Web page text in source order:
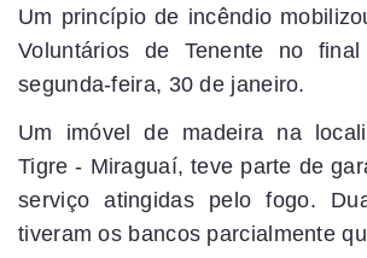
Um princípio de incêndio
Voluntários de Tenente no
segunda-feira, 30 de janeiro.
Um imóvel de madeira na
Tigre - Miraguaí, teve parte de
serviço atingidas pelo fogo.
tiveram os bancos parcialmente